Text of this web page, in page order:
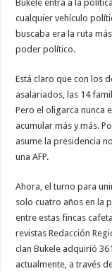
Bukele entra a la
cualquier vehículo
buscaba era la ruta
poder político.
Está claro que con los
asalariados, las 14
Pero el oligarca nunca
acumular más y más.
asume la presidencia
una AFP.
Ahora, el turno para
solo cuatro años en la
entre estas fincas
revistas Redacción
clan Bukele adquirió
actualmente, a través